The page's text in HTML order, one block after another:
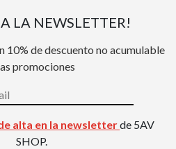
LA NEWSLETTER!
de descuento no acumulable
promociones
alta en la newsletterde 5AV
SHOP.